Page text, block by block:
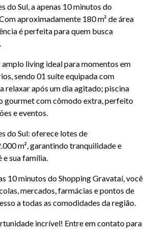
do Sul, a apenas 10 minutos do
aproximadamente 180 m² de área
é perfeita para quem busca
living ideal para momentos em
sendo 01 suíte equipada com
relaxar após um dia agitado; piscina
gourmet com cômodo extra, perfeito
e eventos.
do Sul: oferece lotes de
m², garantindo tranquilidade e
e sua família.
10 minutos do Shopping Gravataí, você
mercados, farmácias e pontos de
a todas as comodidades da região.
incrível! Entre em contato para